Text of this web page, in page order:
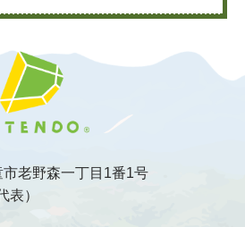
老野森一丁目1番1号
表）